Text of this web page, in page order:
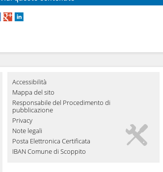
Accessibilità
Mappa del sito
Responsabile del Procedimento di
pubblicazione
Privacy
Note legali
Posta Elettronica Certificata
IBAN Comune di Scoppito